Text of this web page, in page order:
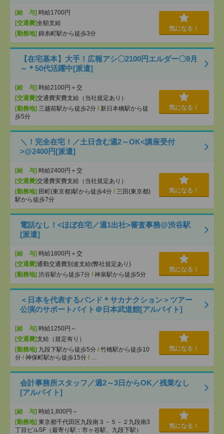
[給 与] 時給1700円
[交通費]全額支給
[勤務地] 錦糸町駅から徒歩3分
気になる！
【在宅基本】大手！広報アシ〇2100円エルダー〇9月
～＊50代活躍中[派遣]
[給 与] 時給2100円＋交
[交通費]交通費実費支給（当社規定あり）
[勤務地] 三越前駅から徒歩2分 / 新日本橋駅から徒
歩5分
気になる！
＼！完全在宅！／土日含む週2～OK<講座受付
>@2400円[派遣]
[給 与] 時給2400円＋交
[交通費]交通費実費支給（当社規定あり）
[勤務地] 田町(東京都)駅から徒歩4分 / 三田(東京都)
駅から徒歩7分
気になる！
電話なし！<ほぼ在宅／週1出社>審査事務@渋谷駅
[派遣]
[給 与] 時給1800円＋交
[交通費]通勤交通費別途支給(弊社規定あり)
[勤務地] 渋谷駅から徒歩7分 / 神泉駅から徒歩5分
気になる！
＜日本を代表するバンド＊サカナクション＞ツアー
公演のサポートバイト＠日本武道館[アルバイト]
[給 与] 時給1250円～
[交通費]支給（規定有り）
[勤務地] 九段下駅から徒歩5分 / 竹橋駅から徒歩10
分 / 神保町駅から徒歩15分 / …
気になる！
会計事務所スタッフ／週2～3日からOK／残業なし
[アルバイト]
[給 与] 時給1,800円～
[勤務地] 東京都千代田区九段南３－５－２九段南3
丁目ビル5F（最寄り駅：市ヶ谷駅、九段下駅）
気になる！